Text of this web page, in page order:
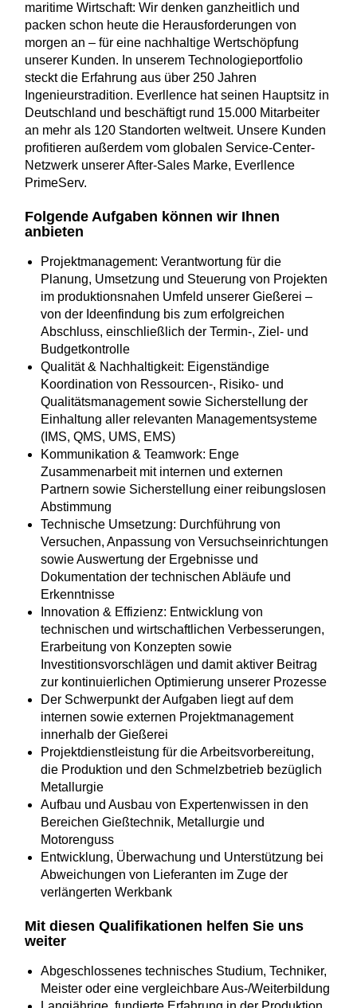
maritime Wirtschaft: Wir denken ganzheitlich und
packen schon heute die Herausforderungen von
morgen an – für eine nachhaltige Wertschöpfung
unserer Kunden. In unserem Technologieportfolio
steckt die Erfahrung aus über 250 Jahren
Ingenieurstradition. Everllence hat seinen Hauptsitz in
Deutschland und beschäftigt rund 15.000 Mitarbeiter
an mehr als 120 Standorten weltweit. Unsere Kunden
profitieren außerdem vom globalen Service-Center-
Netzwerk unserer After-Sales Marke, Everllence
PrimeServ.
Folgende Aufgaben können wir Ihnen
anbieten
Projektmanagement: Verantwortung für die
Planung, Umsetzung und Steuerung von Projekten
im produktionsnahen Umfeld unserer Gießerei –
von der Ideenfindung bis zum erfolgreichen
Abschluss, einschließlich der Termin-, Ziel- und
Budgetkontrolle
Qualität & Nachhaltigkeit: Eigenständige
Koordination von Ressourcen-, Risiko- und
Qualitätsmanagement sowie Sicherstellung der
Einhaltung aller relevanten Managementsysteme
(IMS, QMS, UMS, EMS)
Kommunikation & Teamwork: Enge
Zusammenarbeit mit internen und externen
Partnern sowie Sicherstellung einer reibungslosen
Abstimmung
Technische Umsetzung: Durchführung von
Versuchen, Anpassung von Versuchseinrichtungen
sowie Auswertung der Ergebnisse und
Dokumentation der technischen Abläufe und
Erkenntnisse
Innovation & Effizienz: Entwicklung von
technischen und wirtschaftlichen Verbesserungen,
Erarbeitung von Konzepten sowie
Investitionsvorschlägen und damit aktiver Beitrag
zur kontinuierlichen Optimierung unserer Prozesse
Der Schwerpunkt der Aufgaben liegt auf dem
internen sowie externen Projektmanagement
innerhalb der Gießerei
Projektdienstleistung für die Arbeitsvorbereitung,
die Produktion und den Schmelzbetrieb bezüglich
Metallurgie
Aufbau und Ausbau von Expertenwissen in den
Bereichen Gießtechnik, Metallurgie und
Motorenguss
Entwicklung, Überwachung und Unterstützung bei
Abweichungen von Lieferanten im Zuge der
verlängerten Werkbank
Mit diesen Qualifikationen helfen Sie uns
weiter
Abgeschlossenes technisches Studium, Techniker,
Meister oder eine vergleichbare Aus-/Weiterbildung